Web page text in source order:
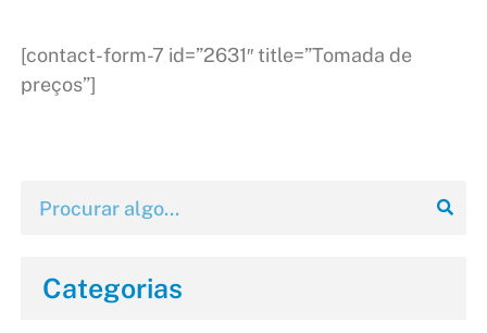
[contact-form-7 id=”2631″ title=”Tomada de
preços”]
Categorias